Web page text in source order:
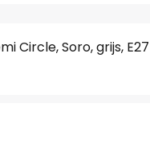
Circle, Soro, grijs, E27